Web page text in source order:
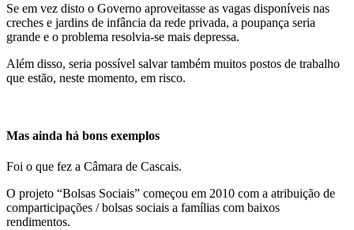
Se em vez disto o Governo aproveitasse as vagas disponíveis nas
creches e jardins de infância da rede privada, a poupança seria
grande e o problema resolvia-se mais depressa.
Além disso, seria possível salvar também muitos postos de trabalho
que estão, neste momento, em risco.
Mas ainda há bons exemplos
Foi o que fez a Câmara de Cascais.
O projeto “Bolsas Sociais” começou em 2010 com a atribuição de
comparticipações / bolsas sociais a famílias com baixos
rendimentos.